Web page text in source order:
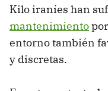
Kilo iraníes han
mantenimiento
entorno también
y discretas.